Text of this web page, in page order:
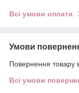
Всі умови оплати
Умови
Повернення товару
Всі умови